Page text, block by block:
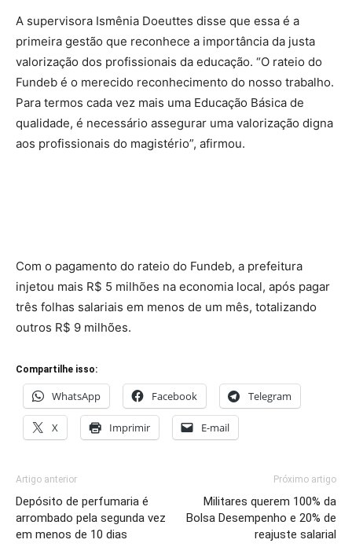
A supervisora Ismênia Doeuttes disse que essa é a
primeira gestão que reconhece a importância da justa
valorização dos profissionais da educação. “O rateio do
Fundeb é o merecido reconhecimento do nosso trabalho.
Para termos cada vez mais uma Educação Básica de
qualidade, é necessário assegurar uma valorização digna
aos profissionais do magistério”, afirmou.
Com o pagamento do rateio do Fundeb, a prefeitura
injetou mais R$ 5 milhões na economia local, após pagar
três folhas salariais em menos de um mês, totalizando
outros R$ 9 milhões.
Compartilhe isso:
WhatsApp Facebook Telegram
X Imprimir E-mail
Artigo anterior
Depósito de perfumaria é
arrombado pela segunda vez
em menos de 10 dias
Próximo artigo
Militares querem 100% da
Bolsa Desempenho e 20% de
reajuste salarial